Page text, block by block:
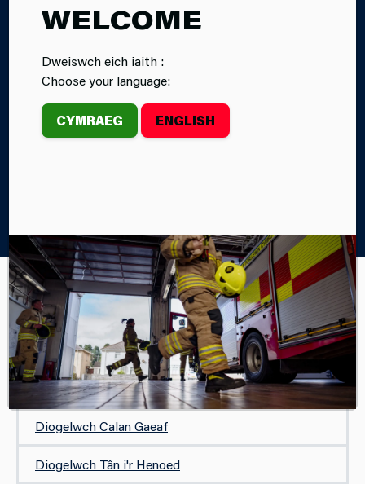
WELCOME
Dweiswch eich iaith :
Choose your language:
CYMRAEG ENGLISH
TÂN GWYLLT
EICH CYMUNED A DIGWYDDIADAU
Diogelwch Coelcerthi
Diogelwch Tân Gwyllt
Diogelwch Calan Gaeaf
Diogelwch Tân i'r Henoed